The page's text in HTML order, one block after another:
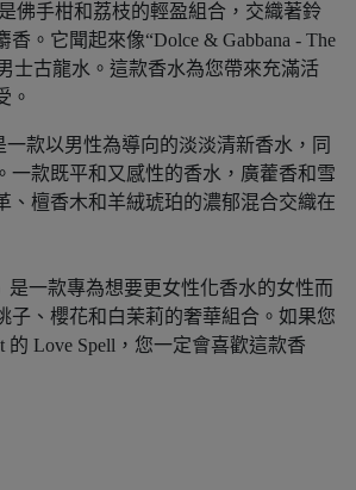
佛手柑和荔枝的輕盈組合，交織著鈴
。它聞起來像“Dolce & Gabbana - The
士古龍水。這款香水為您帶來充滿活
。
一款以男性為導向的淡淡清新香水，同
一款既平和又感性的香水，廣藿香和雪
、檀香木和羊絨琥珀的濃郁混合交織在
) 是一款專為想要更女性化香水的女性而
子、櫻花和白茉莉的奢華組合。如果您
的 Love Spell，您一定會喜歡這款香